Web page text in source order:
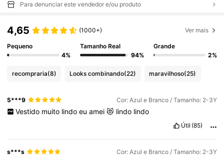
Para denunciar este vendedor e/ou produto
4,65 (1000+) Ver mais
Pequeno
4%
Tamanho Real
94%
Grande
2%
recompraria(8) Looks combinando(22) maravilhoso(25)
5***9 Cor: Azul e Branco / Tamanho: 2-3Y
Vestido muito lindo eu amei 😻 lindo lindo
Útil (85)
s***s Cor: Azul e Branco / Tamanho: 2-3Y